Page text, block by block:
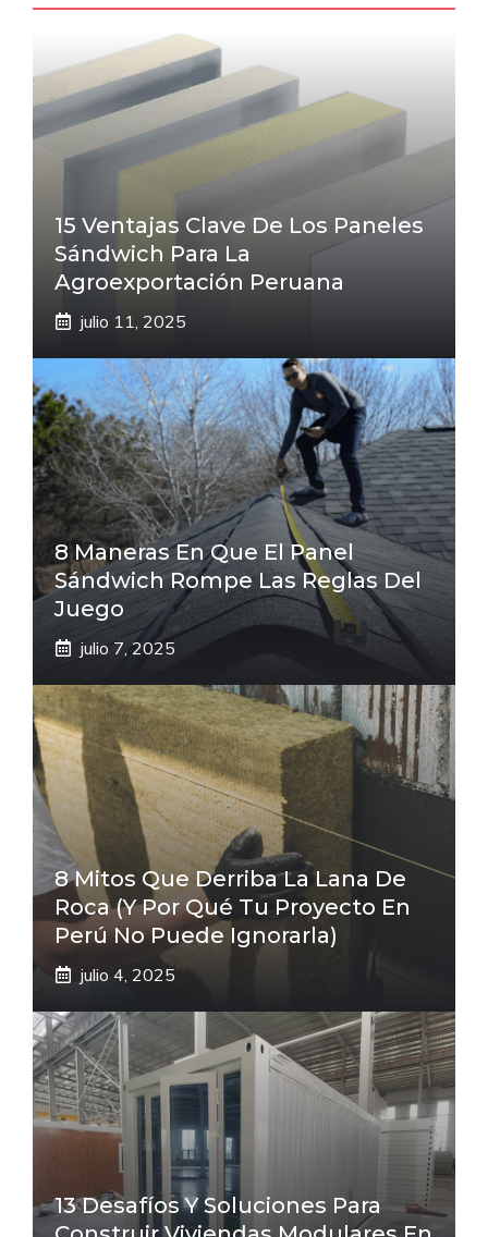
15 Ventajas Clave De Los Paneles
Sándwich Para La
Agroexportación Peruana
julio 11, 2025
8 Maneras En Que El Panel
Sándwich Rompe Las Reglas Del
Juego
julio 7, 2025
8 Mitos Que Derriba La Lana De
Roca (Y Por Qué Tu Proyecto En
Perú No Puede Ignorarla)
julio 4, 2025
13 Desafíos Y Soluciones Para